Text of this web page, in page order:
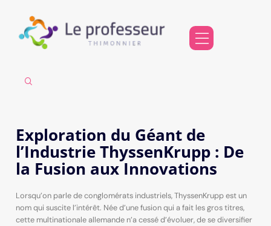
Exploration du Géant de
l’Industrie ThyssenKrupp : De
la Fusion aux Innovations
Lorsqu’on parle de conglomérats industriels, ThyssenKrupp est un
nom qui suscite l’intérêt. Née d’une fusion qui a fait les gros titres,
cette multinationale allemande n’a cessé d’évoluer, de se diversifier